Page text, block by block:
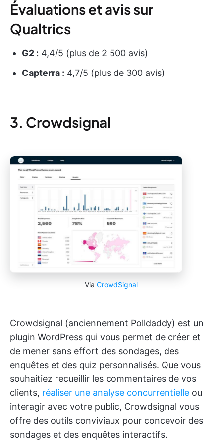
Évaluations et avis sur
Qualtrics
G2 : 4,4/5 (plus de 2 500 avis)
Capterra : 4,7/5 (plus de 300 avis)
3. Crowdsignal
Via CrowdSignal
Crowdsignal (anciennement Polldaddy) est un
plugin WordPress qui vous permet de créer et
de mener sans effort des sondages, des
enquêtes et des quiz personnalisés. Que vous
souhaitiez recueillir les commentaires de vos
clients, réaliser une analyse concurrentielle ou
interagir avec votre public, Crowdsignal vous
offre des outils conviviaux pour concevoir des
sondages et des enquêtes interactifs.